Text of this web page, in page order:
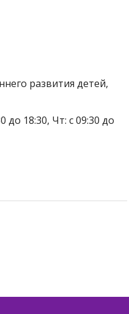
развития детей,
до 18:30, Чт: с 09:30 до